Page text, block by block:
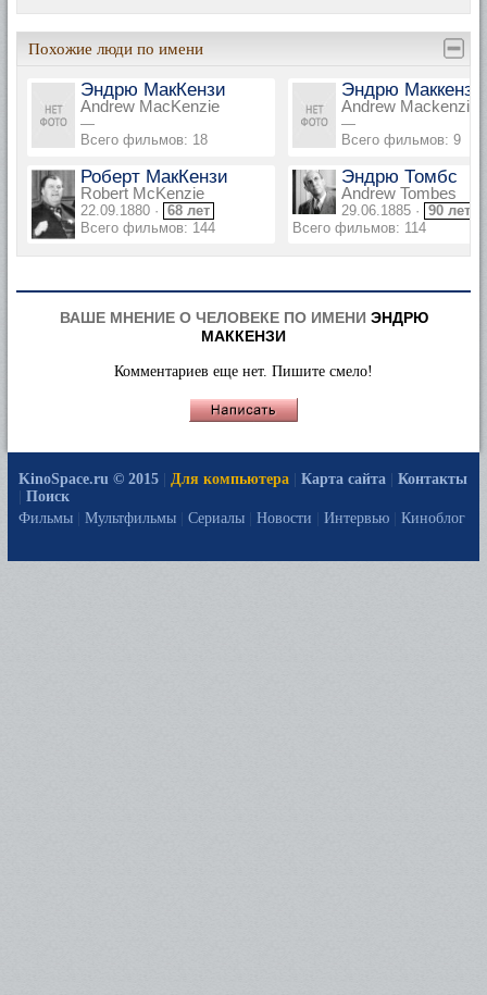
Похожие люди по имени
Эндрю МакКензи
Andrew MacKenzie
—
Всего фильмов: 18
Эндрю Маккензи
Andrew Mackenzie
—
Всего фильмов: 9
Роберт МакКензи
Robert McKenzie
22.09.1880 · 68 лет
Всего фильмов: 144
Эндрю Томбс
Andrew Tombes
29.06.1885 · 90 лет
Всего фильмов: 114
ВАШЕ МНЕНИЕ О ЧЕЛОВЕКЕ ПО ИМЕНИ ЭНДРЮ
МАККЕНЗИ
Комментариев еще нет. Пишите смело!
KinoSpace.ru © 2015 Для компьютера Карта сайта
Контакты
Поиск
Фильмы
Мультфильмы Сериалы Новости Интервью Киноблог